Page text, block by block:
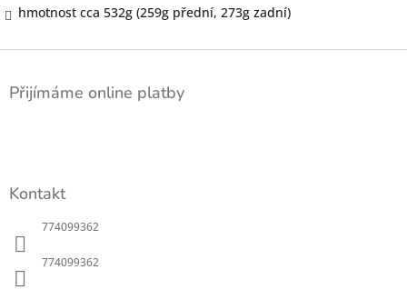
hmotnost cca 532g (259g přední, 273g zadní)
Z
Přijímáme online platby
Kontakt
774099362
774099362